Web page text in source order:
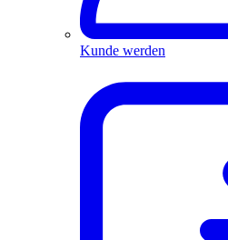
Kunde werden